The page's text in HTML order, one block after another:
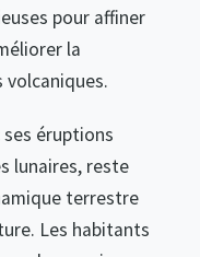
pour affiner
la
volcaniques.
ses éruptions
lunaires, reste
terrestre
Les habitants